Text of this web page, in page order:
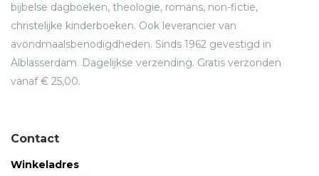
bijbelse dagboeken, theologie, romans, non-fictie,
christelijke kinderboeken. Ook leverancier van
avondmaalsbenodigdheden. Sinds 1962 gevestigd in
Alblasserdam. Dagelijkse verzending. Gratis verzonden
vanaf € 25,00.
Contact
Winkeladres